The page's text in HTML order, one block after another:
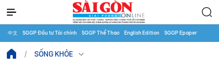
中文 SGGP Đầu tư Tài chính SGGP Thể Thao English Edition SGGP Epaper
SỐNG KHỎE